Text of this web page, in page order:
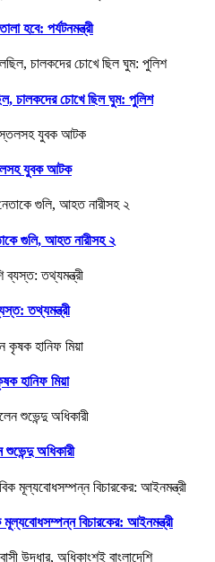
হবে: পর্যটনমন্ত্রী
চালকদের চোখে ছিল ঘুম: পুলিশ
যুবক আটক
গুলি, আহত নারীসহ ২
তথ্যমন্ত্রী
হানিফ মিয়া
শুভেন্দু অধিকারী
মূল্যবোধসম্পন্ন বিচারকের: আইনমন্ত্রী